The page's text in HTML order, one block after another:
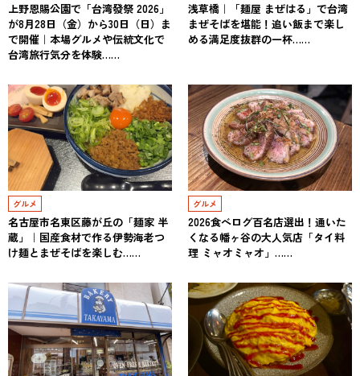
上野恩賜公園で「台湾發祭 2026」
が8月28日（金）から30日（日）ま
で開催｜本場グルメや伝統文化で
台湾旅行気分を体験……
浅草橋｜「麺屋 まぜはる」で台湾
まぜそばを堪能！追い飯まで楽し
める満足度抜群の一杯……
グルメ
名古屋市名東区藤が丘の「麺家 半
蔵」｜国産食材で作る伊勢海老つ
け麺とまぜそばを楽しむ……
グルメ
2026食べログ百名店選出！通いた
くなる幡ヶ谷の大人気店「タイ料
理 ミャオミャオ」……